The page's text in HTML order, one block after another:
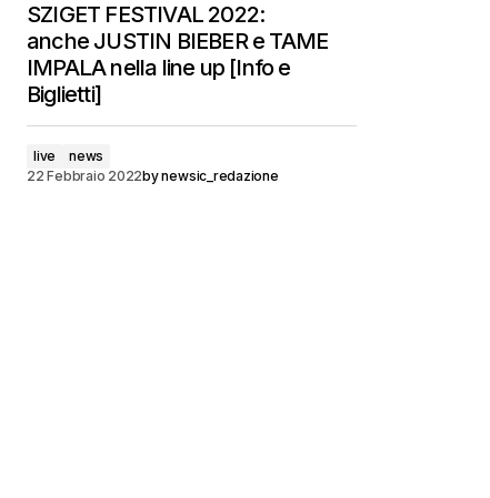
SZIGET FESTIVAL 2022:
anche JUSTIN BIEBER e TAME
IMPALA nella line up [Info e
Biglietti]
live
news
22 Febbraio 2022bynewsic_redazione